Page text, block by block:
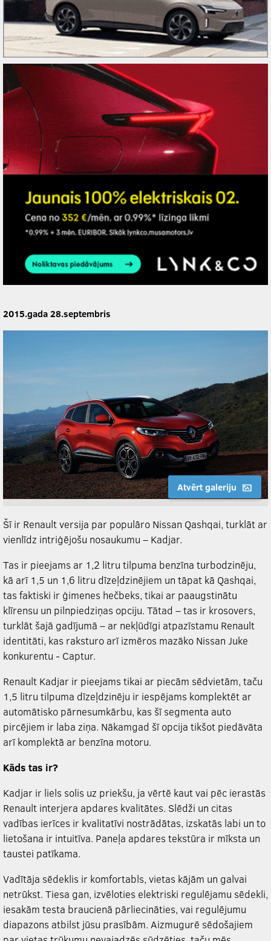
2015.gada 28.septembris
Atvērt galeriju
Šī ir Renault versija par populāro Nissan Qashqai, turklāt ar
vienlīdz intriģējošu nosaukumu – Kadjar.
Tas ir pieejams ar 1,2 litru tilpuma benzīna turbodzinēju,
kā arī 1,5 un 1,6 litru dīzeļdzinējiem un tāpat kā Qashqai,
tas faktiski ir ģimenes hečbeks, tikai ar paaugstinātu
klīrensu un pilnpiedziņas opciju. Tātad – tas ir krosovers,
turklāt šajā gadījumā – ar nekļūdīgi atpazīstamu Renault
identitāti, kas raksturo arī izmēros mazāko Nissan Juke
konkurentu - Captur.
Renault Kadjar ir pieejams tikai ar piecām sēdvietām, taču
1,5 litru tilpuma dīzeļdzinēju ir iespējams komplektēt ar
automātisko pārnesumkārbu, kas šī segmenta auto
pircējiem ir laba ziņa. Nākamgad šī opcija tikšot piedāvāta
arī komplektā ar benzīna motoru.
Kāds tas ir?
Kadjar ir liels solis uz priekšu, ja vērtē kaut vai pēc ierastās
Renault interjera apdares kvalitātes. Slēdži un citas
vadības ierīces ir kvalitatīvi nostrādātas, izskatās labi un to
lietošana ir intuitīva. Paneļa apdares tekstūra ir mīksta un
taustei patīkama.
Vadītāja sēdeklis ir komfortabls, vietas kājām un galvai
netrūkst. Tiesa gan, izvēloties elektriski regulējamu sēdekli,
iesakām testa braucienā pārliecināties, vai regulējumu
diapazons atbilst jūsu prasībām. Aizmugurē sēdošajiem